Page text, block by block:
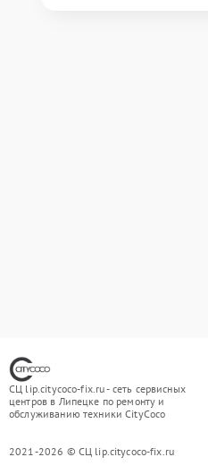
СЦ lip.citycoco-fix.ru - сеть сервисных
центров в Липецке по ремонту и
обслуживанию техники CityCoco
2021-2026 © СЦ lip.citycoco-fix.ru